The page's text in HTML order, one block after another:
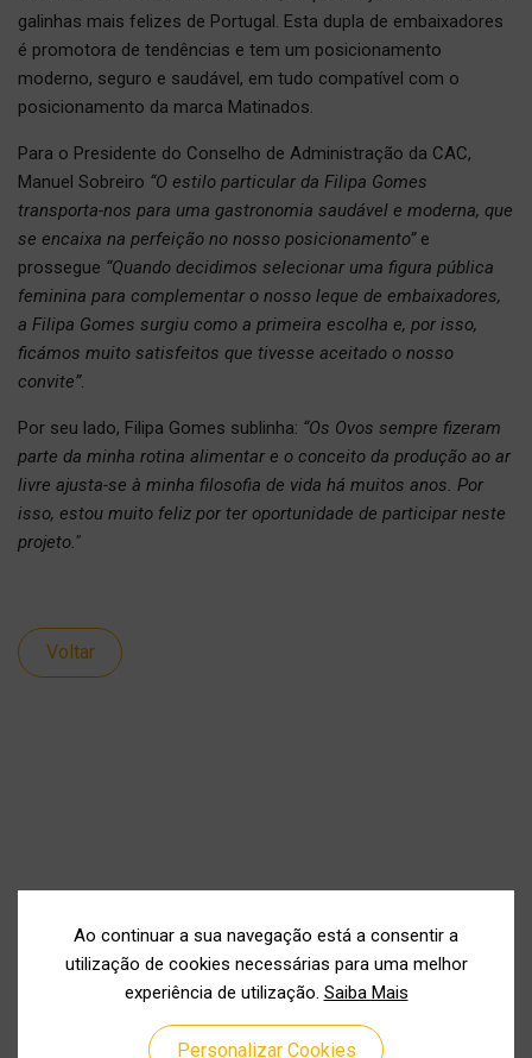
galinhas mais felizes de Portugal. Esta dupla de embaixadores
é promotora de tendências e tem um posicionamento
moderno, seguro e saudável, em tudo compatível com o
posicionamento da marca Matinados.
Para o Presidente do Conselho de Administração da CAC,
Manuel Sobreiro “O estilo particular da Filipa Gomes
transporta-nos para uma gastronomia saudável e moderna, que
se encaixa na perfeição no nosso posicionamento”e
prossegue “Quando decidimos selecionar uma figura pública
feminina para complementar o nosso leque de embaixadores,
a Filipa Gomes surgiu como a primeira escolha e, por isso,
ficámos muito satisfeitos que tivesse aceitado o nosso
convite”.
Por seu lado, Filipa Gomes sublinha: “Os Ovos sempre fizeram
parte da minha rotina alimentar e o conceito da produção ao ar
livre ajusta-se à minha filosofia de vida há muitos anos. Por
isso, estou muito feliz por ter oportunidade de participar neste
projeto."
Voltar
Ao continuar a sua navegação está a consentir a
utilização de cookies necessárias para uma melhor
experiência de utilização. Saiba Mais
Personalizar Cookies